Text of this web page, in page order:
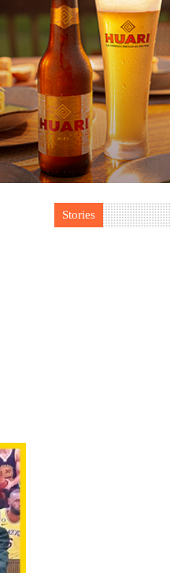
Stories